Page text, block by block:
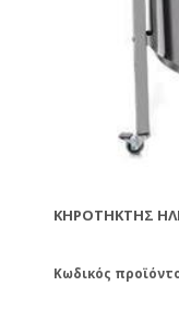
ΚΗΡΟΤΉΚΤΗΣ
Κωδικός